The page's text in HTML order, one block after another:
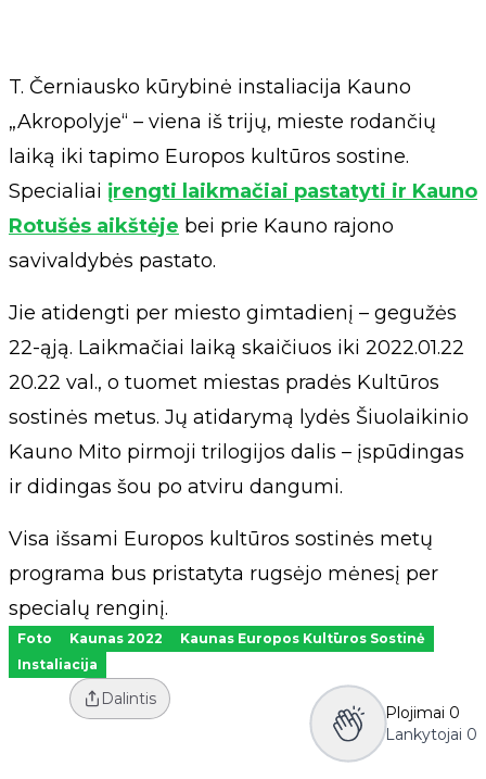
T. Černiausko kūrybinė instaliacija Kauno
„Akropolyje“ – viena iš trijų, mieste rodančių
laiką iki tapimo Europos kultūros sostine.
Specialiai įrengti laikmačiai pastatyti ir Kauno
Rotušės aikštėje bei prie Kauno rajono
savivaldybės pastato.
Jie atidengti per miesto gimtadienį – gegužės
22-ąją. Laikmačiai laiką skaičiuos iki 2022.01.22
20.22 val., o tuomet miestas pradės Kultūros
sostinės metus. Jų atidarymą lydės Šiuolaikinio
Kauno Mito pirmoji trilogijos dalis – įspūdingas
ir didingas šou po atviru dangumi.
Visa išsami Europos kultūros sostinės metų
programa bus pristatyta rugsėjo mėnesį per
specialų renginį.
Foto Kaunas 2022
Kaunas Europos Kultūros Sostinė
Instaliacija
Dalintis
Plojimai 0
Lankytojai 0